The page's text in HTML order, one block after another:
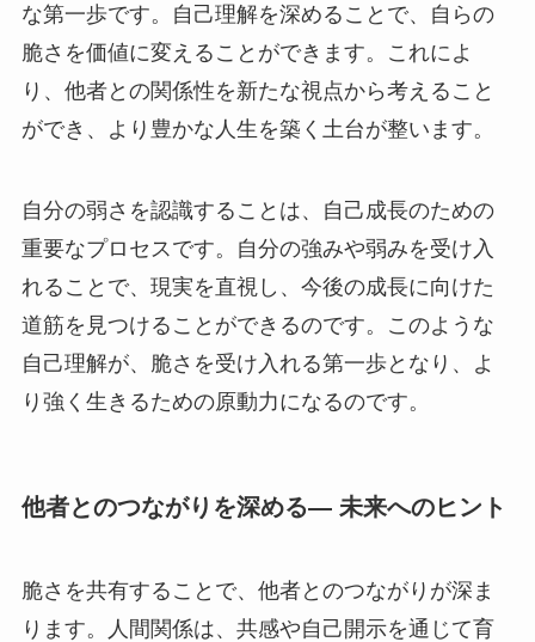
な第一歩です。自己理解を深めることで、自らの
脆さを価値に変えることができます。これによ
り、他者との関係性を新たな視点から考えること
ができ、より豊かな人生を築く土台が整います。
自分の弱さを認識することは、自己成長のための
重要なプロセスです。自分の強みや弱みを受け入
れることで、現実を直視し、今後の成長に向けた
道筋を見つけることができるのです。このような
自己理解が、脆さを受け入れる第一歩となり、よ
り強く生きるための原動力になるのです。
他者とのつながりを深める— 未来へのヒント
脆さを共有することで、他者とのつながりが深ま
ります。人間関係は、共感や自己開示を通じて育